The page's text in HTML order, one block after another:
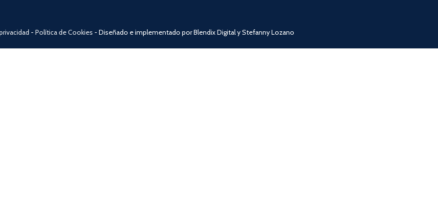
-Política de Cookies - Diseñado e implementado por Blendix Digital y Stefanny Lozano